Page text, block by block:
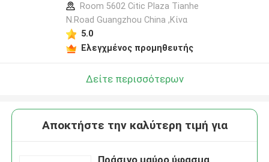
Room 5602 Citic Plaza Tianhe
N.Road Guangzhou China ,Κίνα
5.0
Ελεγχμένος προμηθευτής
Δείτε περισσότερων
Αποκτήστε την καλύτερη τιμή για